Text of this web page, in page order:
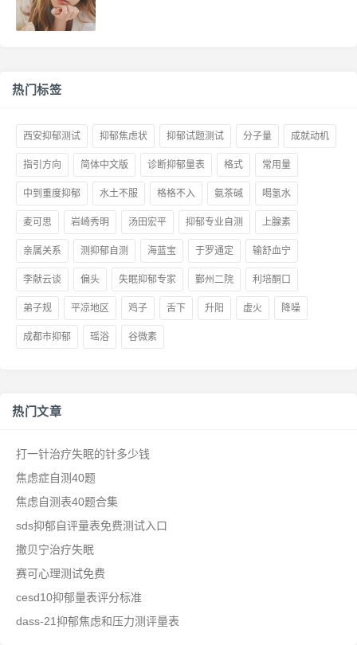
热门标签
西安抑郁测试 抑郁焦虑状 抑郁试题测试 分子量 成就动机
指引方向 简体中文版 诊断抑郁量表 格式 常用量
中到重度抑郁 水土不服 格格不入 氨茶碱 喝氢水
麦可思 岩崎秀明 汤田宏平 抑郁专业自测 上腺素
亲属关系 测抑郁自测 海蓝宝 于罗通定 输舒血宁
李献云谈 偏头 失眠抑郁专家 鄞州二院 利培酮口
弟子规 平凉地区 鸡子 舌下 升阳 虚火 降噪
成都市抑郁 瑶浴 谷微素
热门文章
打一针治疗失眠的针多少钱
焦虑症自测40题
焦虑自测表40题合集
sds抑郁自评量表免费测试入口
撒贝宁治疗失眠
赛可心理测试免费
cesd10抑郁量表评分标准
dass-21抑郁焦虑和压力测评量表